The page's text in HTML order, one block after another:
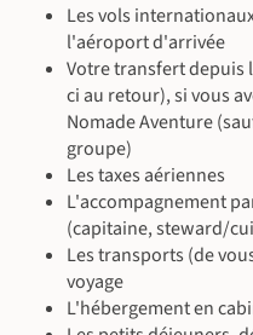
Les vols
l'aéroport d'arrivée
Votre transfert depuis
ci au retour), si vous
Nomade Aventure
groupe)
Les taxes aériennes
L'accompagnement
(capitaine, steward/
Les transports (de
voyage
L'hébergement en